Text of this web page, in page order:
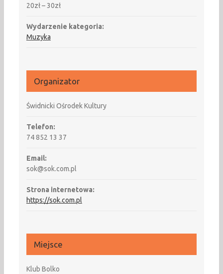
20zł – 30zł
Wydarzenie kategoria:
Muzyka
Organizator
Świdnicki Ośrodek Kultury
Telefon:
74 852 13 37
Email:
sok@sok.com.pl
Strona internetowa:
https://sok.com.pl
Miejsce
Klub Bolko